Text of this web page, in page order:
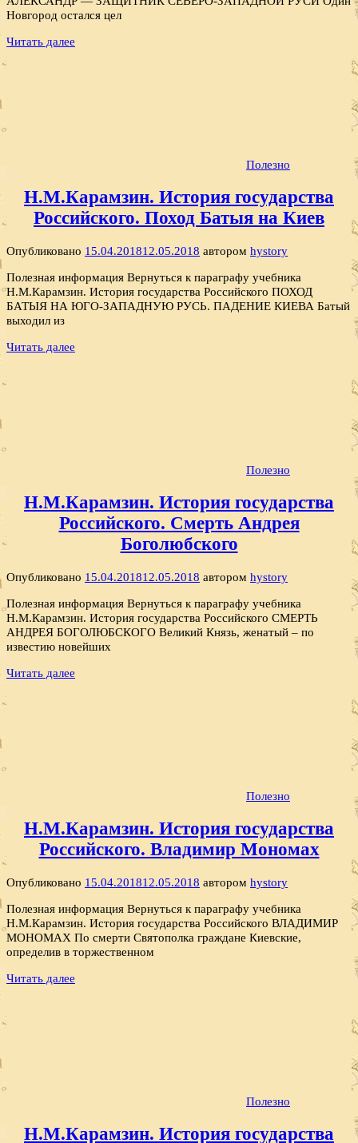
Новгород остался цел
Читать далее
Полезно
Н.М.Карамзин. История государства
Российского. Поход Батыя на Киев
Опубликовано 15.04.201812.05.2018 автором hystory
Полезная информация Вернуться к параграфу учебника
Н.М.Карамзин. История государства Российского ПОХОД
БАТЫЯ НА ЮГО-ЗАПАДНУЮ РУСЬ. ПАДЕНИЕ КИЕВА Батый
выходил из
Читать далее
Полезно
Н.М.Карамзин. История государства
Российского. Смерть Андрея
Боголюбского
Опубликовано 15.04.201812.05.2018 автором hystory
Полезная информация Вернуться к параграфу учебника
Н.М.Карамзин. История государства Российского СМЕРТЬ
АНДРЕЯ БОГОЛЮБСКОГО Великий Князь, женатый – по
известию новейших
Читать далее
Полезно
Н.М.Карамзин. История государства
Российского. Владимир Мономах
Опубликовано 15.04.201812.05.2018 автором hystory
Полезная информация Вернуться к параграфу учебника
Н.М.Карамзин. История государства Российского ВЛАДИМИР
МОНОМАХ По смерти Святополка граждане Киевские,
определив в торжественном
Читать далее
Полезно
Н.М.Карамзин. История государства